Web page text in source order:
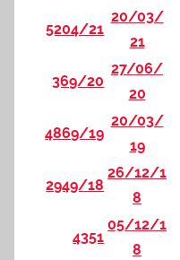
5204/21
20/03/
21
369/20
27/06/
20
4869/19
20/03/
19
2949/18
26/12/1
8
4351
05/12/1
8